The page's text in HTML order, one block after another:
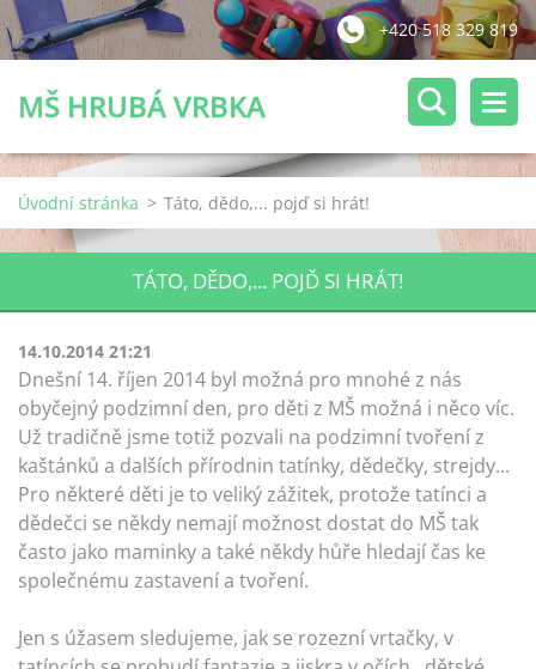
+420 518 329 819
MŠ HRUBÁ VRBKA
Úvodní stránka > Táto, dědo,... pojď si hrát!
TÁTO, DĚDO,... POJĎ SI HRÁT!
14.10.2014 21:21
Dnešní 14. říjen 2014 byl možná pro mnohé z nás
obyčejný podzimní den, pro děti z MŠ možná i něco víc.
Už tradičně jsme totiž pozvali na podzimní tvoření z
kaštánků a dalších přírodnin tatínky, dědečky, strejdy...
Pro některé děti je to veliký zážitek, protože tatínci a
dědečci se někdy nemají možnost dostat do MŠ tak
často jako maminky a také někdy hůře hledají čas ke
společnému zastavení a tvoření.
Jen s úžasem sledujeme, jak se rozezní vrtačky, v